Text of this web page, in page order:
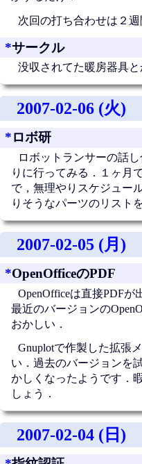
次回の打ち合わせは２週
*サークル
没収されてた暖房器具
2007-02-06 (火)
*ロボ研
ロボットランサーの話
りに行ってみる．１ヶ月
で，無理やりスケジュー
りそうなパーツのリスト
2007-02-05 (月)
*OpenOfficeのPDF
OpenOfficeは直接PDFが
最近のバージョンの
おかしい．
Gnuplotで作製した拡張
い．過去のバージョンを
かしくなったようです．
しょう．
2007-02-04 (日)